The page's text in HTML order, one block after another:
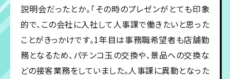
説明会だったとか。「その時のプレゼンがとても印象
的で、この会社に入社して人事課で働きたいと思った
ことがきっかけです。1年目は事務職希望者も店舗勤
務となるため、パチンコ玉の交換や、景品への交換な
どの接客業務をしていました。人事課に異動となった